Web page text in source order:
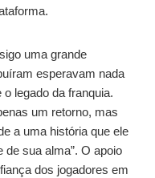
uma grande
esperavam nada
legado da franquia.
um retorno, mas
a uma história que ele
sua alma”. O apoio
dos jogadores em